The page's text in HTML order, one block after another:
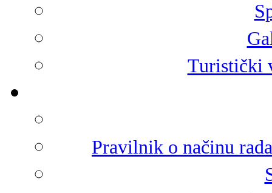
Turistički
Pravilnik o načinu